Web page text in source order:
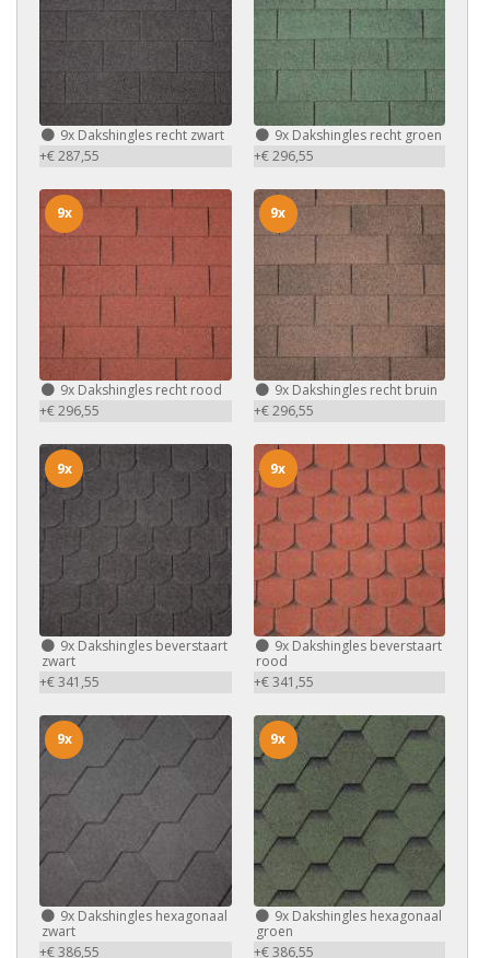
9x Dakshingles recht zwart
+€ 287,55
9xDakshingles recht groen
+€ 296,55
9x Dakshingles recht rood
+€ 296,55
9x
9xDakshingles recht bruin
+€ 296,55
9x
9x Dakshingles beverstaart
zwart
+€ 341,55
9x
9xDakshingles beverstaart
rood
+€ 341,55
9x
9x Dakshingles hexagonaal
zwart
+€ 386,55
9x
9xDakshingles hexagonaal
groen
+€ 386,55
9x